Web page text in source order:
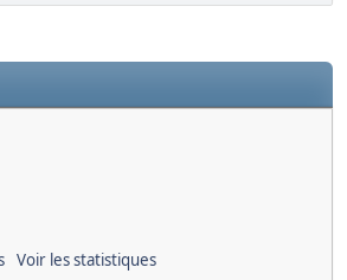
Voir les statistiques